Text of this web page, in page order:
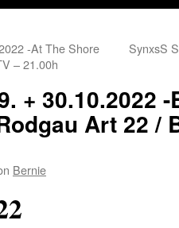
-At The Shore
– 21.00h
SynxsS
+ 30.10.2022
Art 22 /
Bernie